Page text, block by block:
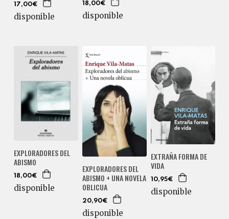
17,00€
disponible
18,00€
disponible
EXPLORADORES DEL
ABISMO
18,00€
disponible
EXPLORADORES DEL
ABISMO + UNA NOVELA
OBLICUA
20,90€
disponible
EXTRAÑA FORMA DE
VIDA
10,95€
disponible